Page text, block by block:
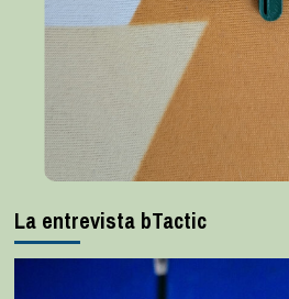
La entrevista bTactic